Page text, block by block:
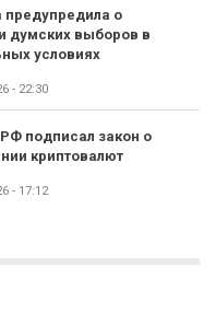
о
думских выборов в
условиях
- 22:30
подписал закон о
криптовалют
- 17:12